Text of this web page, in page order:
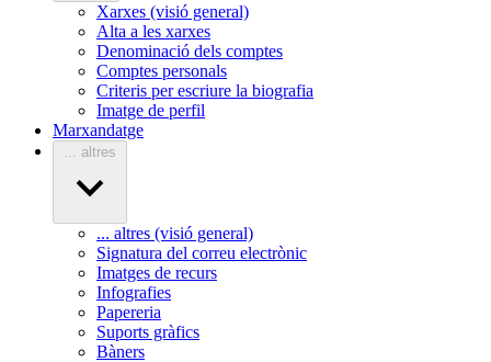
Xarxes (visió general)
Alta a les xarxes
Denominació dels comptes
Comptes personals
Criteris per escriure la biografia
Imatge de perfil
Marxandatge
... altres
... altres (visió general)
Signatura del correu electrònic
Imatges de recurs
Infografies
Papereria
Suports gràfics
Bàners